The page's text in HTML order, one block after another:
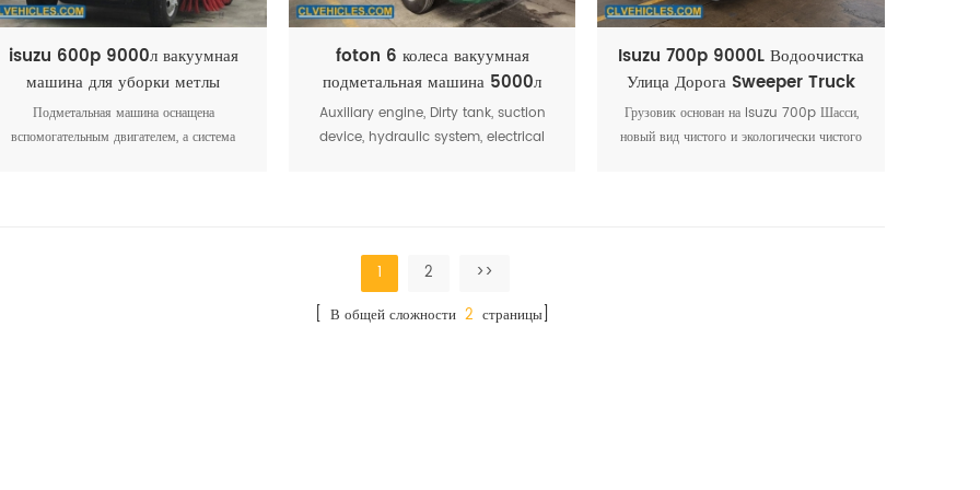
isuzu 600p 9000л вакуумная
машина для уборки метлы
Подметальная машина оснащена
вспомогательным двигателем, а система
foton 6 колеса вакуумная
подметальная машина 5000л
Auxiliary engine, Dirty tank, suction
device, hydraulic system, electrical
Isuzu 700p 9000L Водоочистка
Улица Дорога Sweeper Truck
Грузовик основан на Isuzu 700p Шасси,
новый вид чистого и экологически чистого
1 2
>>
[ В общей сложности2 страницы]